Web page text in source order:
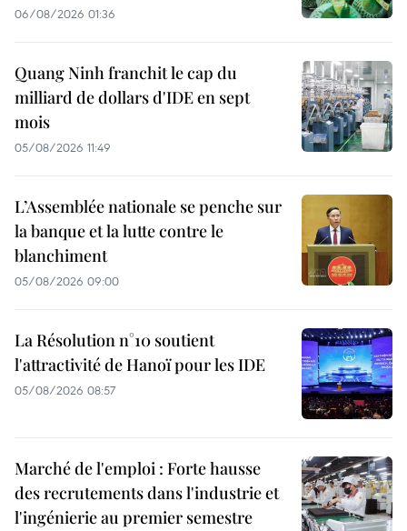
06/08/2026 01:36
Quang Ninh franchit le cap du
milliard de dollars d'IDE en sept
mois
05/08/2026 11:49
L’Assemblée nationale se penche sur
la banque et la lutte contre le
blanchiment
05/08/2026 09:00
La Résolution n°10 soutient
l'attractivité de Hanoï pour les IDE
05/08/2026 08:57
Marché de l'emploi : Forte hausse
des recrutements dans l'industrie et
l'ingénierie au premier semestre